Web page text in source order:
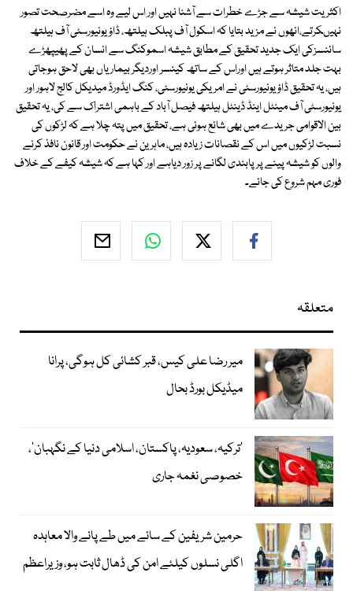
اکثریت شیشہ سے جڑے خطرات سے آشنا نہیں اور اس لیے وہ اسے مضرصحت تصور
نہیںکرتے،انھوں نے مزید بتایا کہ اسکول آف پبلک ہیلتھ، ڈاؤ یونیورسٹی آف ہیلتھ
سائنسزکی ایک جدید تحقیق کے مطابق شیشہ اسموکنگ سے انسان کے پھیپھڑے
بہت جلد متاثر ہوتے ہیں اوراس کے ساتھ کینسر اوردیگر بیماریاں بھی لاحق ہوجاتی
ہیں، یہ تحقیق ڈاؤ یونیورسٹی نے امریکی یونیورسٹی، کنگ ایڈورڈ میدیکل کالج لاہور اور
یونیورسٹی آف مینٹل اینڈ ڈینٹل ہیلتھ فیصل آباد کے باہمی اشتراک سے کی، یہ تحقیق
بین الاقوامی جریدے میں بھی شائع ہوئی ہے، تحقیق میں پتہ چلا ہے کہ لڑکوں کی
نسبت لڑکیوں میں اس کے نقصانات زیادہ ہیں، ماہرین نے حکومت اور قانون نافذ کرنے
والوں کو شیشہ پینے پر پابندی لگانے پر زور دیاہے اور کہا ہے کہ شیشہ کیفے کے خلاف
فوری مہم شروع کی جائے۔
متعلقہ
میر رضا علی کیس، قبر کشائی کل ہوگی، پرانا
میڈیکل بورڈ بحال
‘ترکیہ، سعودیہ، پاکستان، اسلامی دنیا کے نگہبان’،
خصوصی نغمہ جاری
حرمین شریفین کے سائے میں طے پانے والا معاہدہ
اگلی نسلوں کیلئے امن کی ڈھال ثابت ہو، وزیراعظم